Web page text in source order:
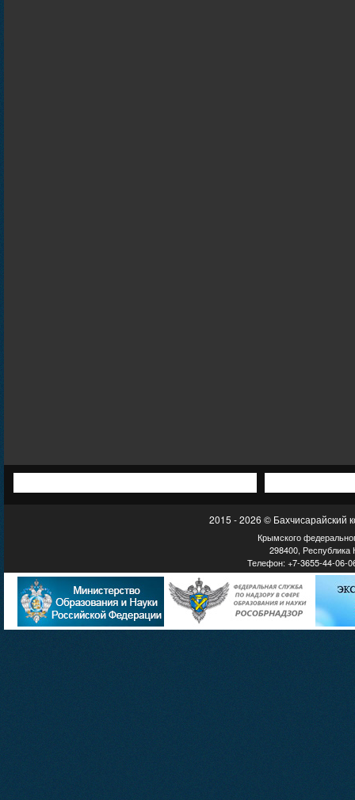
2015 - 2026 © Бахчисарайский
Крымского
298400, Республика
Телефон: +7-3655-44-06-